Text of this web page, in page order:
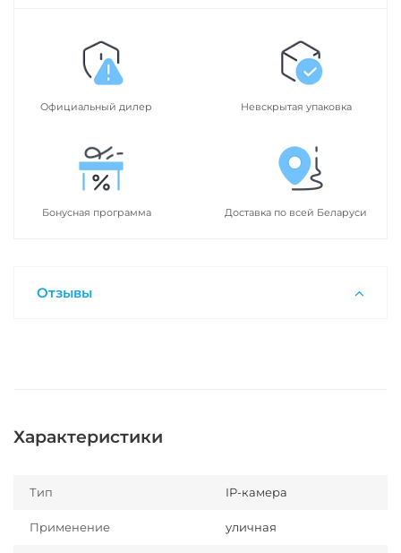
Официальный дилер Невскрытая упаковка
Бонусная программа Доставка по всей Беларуси
Отзывы
Характеристики
Тип IP-камера
Применение уличная